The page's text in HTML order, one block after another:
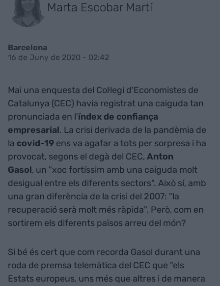
Marta Escobar Martí
Barcelona
16 de Juny de 2020 - 02:42
Mai una enquesta del Col·legi d'Economistes de
Catalunya (CEC) havia registrat una caiguda tan
pronunciada en l'índex de confiança
empresarial. La crisi derivada de la pandèmia de
la covid-19 ens va agafar a tots per sorpresa i ha
provocat, segons el degà del CEC, Anton
Gasol, un "xoc fortíssim amb una caiguda molt
desigual entre els diferents sectors". Això sí, amb
una gran diferència de la crisi del 2007: "la
recuperació serà molt més ràpida". Però, com en
sortirem els diferents països arreu del món?
Si bé és cert que com recorda Gasol durant una
roda de premsa telemàtica del CEC que "els
Estats europeus, uns més que altres i de manera